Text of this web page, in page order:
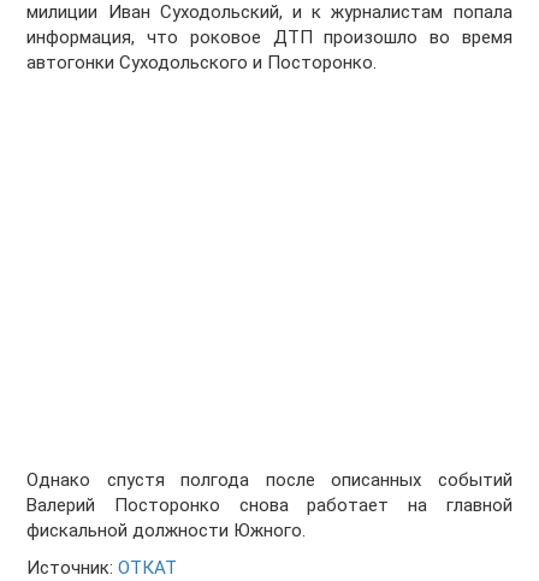
милиции Иван Суходольский, и к журналистам попала
информация, что роковое ДТП произошло во время
автогонки Суходольского и Посторонко.
Однако спустя полгода после описанных событий
Валерий Посторонко снова работает на главной
фискальной должности Южного.
Источник:ОТКАТ